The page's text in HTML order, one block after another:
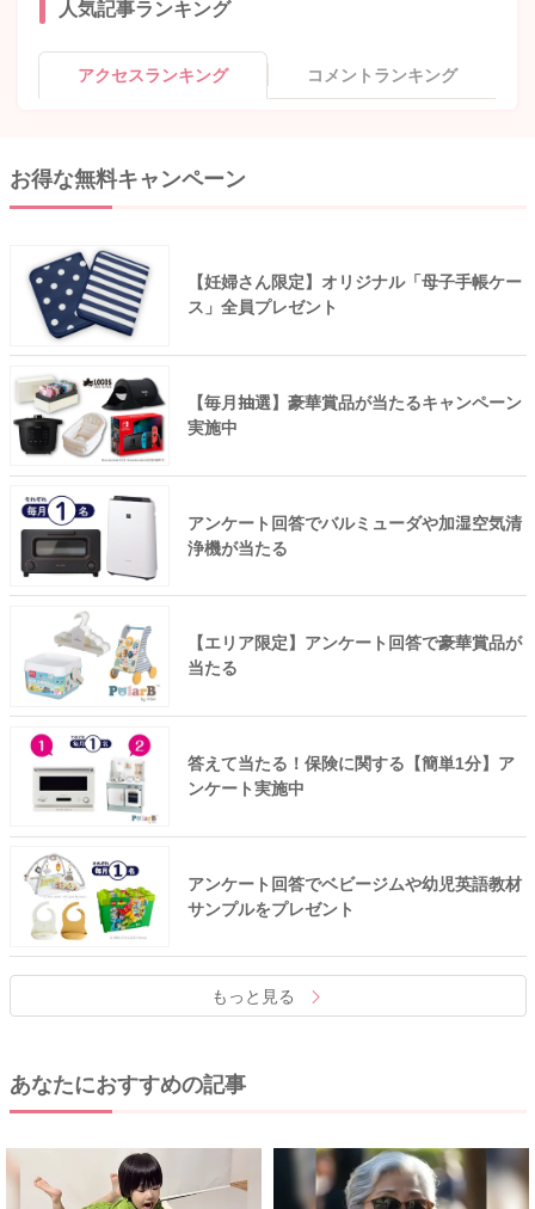
人気記事ランキング
アクセスランキング コメントランキング
お得な無料キャンペーン
【妊婦さん限定】オリジナル「母子手帳ケー
ス」全員プレゼント
【毎月抽選】豪華賞品が当たるキャンペーン
実施中
アンケート回答でバルミューダや加湿空気清
浄機が当たる
【エリア限定】アンケート回答で豪華賞品が
当たる
答えて当たる！保険に関する【簡単1分】ア
ンケート実施中
アンケート回答でベビージムや幼児英語教材
サンプルをプレゼント
もっと見る
あなたにおすすめの記事